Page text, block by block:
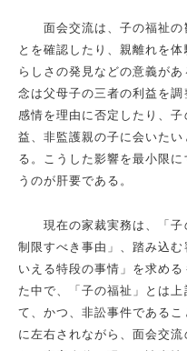
面会交流は、子の福祉の
とを確認したり、親離れを
らしさの発見などの意義が
念は父母子の三者の利益を
感情を理由に否定したり、
益、非監護親の子に会いた
る。こうした影響を最小限
うのが肝要である。
現在の家裁実務は、「子
制限すべき事由」、踏み込
いえる特段の事情」を求め
た中で、「子の福祉」とは
て、かつ、非訟事件である
に左右されながら、面会交